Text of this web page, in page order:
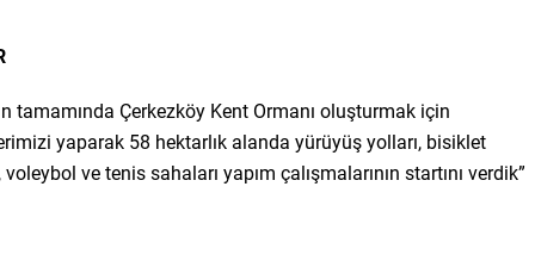
tamamında Çerkezköy Kent Ormanı oluşturmak için
yaparak 58 hektarlık alanda yürüyüş yolları, bisiklet
ve tenis sahaları yapım çalışmalarının startını verdik”